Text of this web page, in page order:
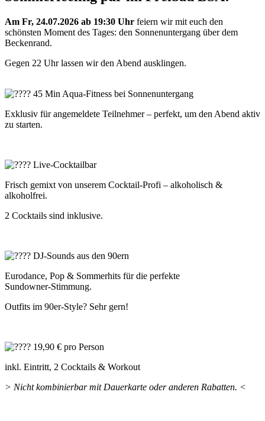
Am Fr, 24.07.2026 ab 19:30 Uhr feiern wir mit euch den
schönsten Moment des Tages: den Sonnenuntergang über dem
Beckenrand.
Gegen 22 Uhr lassen wir den Abend ausklingen.
45 Min Aqua-Fitness bei Sonnenuntergang
Exklusiv für angemeldete Teilnehmer – perfekt, um den Abend aktiv
zu starten.
Live-Cocktailbar
Frisch gemixt von unserem Cocktail-Profi – alkoholisch &
alkoholfrei.
2 Cocktails sind inklusive.
DJ-Sounds aus den 90ern
Eurodance, Pop & Sommerhits für die perfekte
Sundowner‑Stimmung.
Outfits im 90er‑Style? Sehr gern!
19,90 € pro Person
inkl. Eintritt, 2 Cocktails & Workout
> Nicht kombinierbar mit Dauerkarte oder anderen Rabatten. <